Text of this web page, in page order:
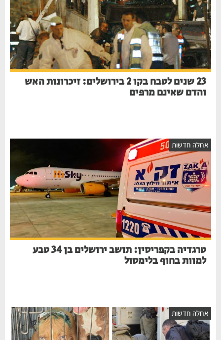
23 שנים לטבח בקו 2 בירושלים: זיכרונות האש
והדם שאינם מרפים
אחלה חדשות
טרגדיה בקפריסין: תושב ירושלים בן 34 טבע
למוות בחוף בלימסול
אחלה חדשות